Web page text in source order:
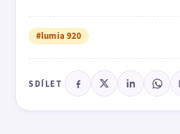
#lumia 920
SDÍLET